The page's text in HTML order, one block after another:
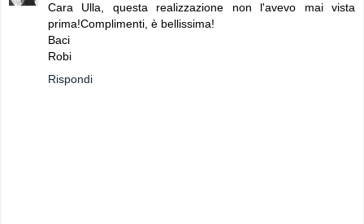
Cara Ulla, questa realizzazione non l'avevo mai vista
prima!Complimenti, è bellissima!
Baci
Robi
Rispondi